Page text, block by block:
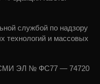
службой по надзору
технологий и массовых
СМИ ЭЛ № ФС77 — 74720